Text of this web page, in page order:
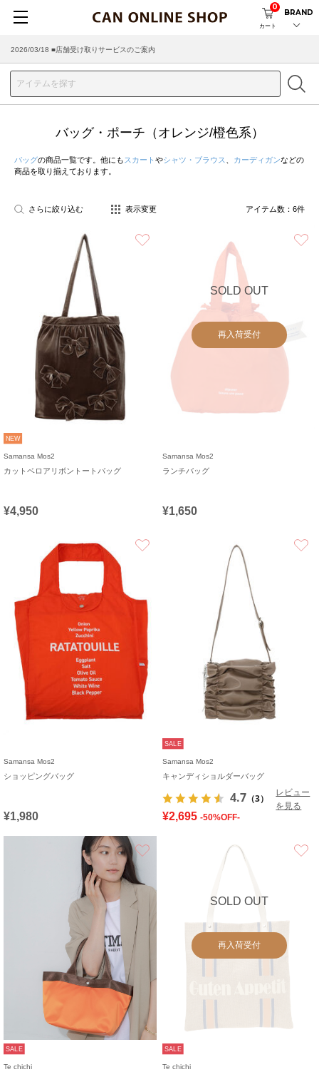
カート
0
BRAND
2026/08/04 ■8/13(木)AM2:00～サイトメンテナンス実施のお知らせ
2026/03/18 ■店舗受け取りサービスのご案内
バッグ・ポーチ（オレンジ/橙色系）
バッグの商品一覧です。他にも スカート やシャツ・ブラウス カーディガンなどの
商品を取り揃えております。
さらに絞り込む 表示変更 アイテム数： 6件
NEW
Samansa Mos2
カットベロアリボントートバッグ
¥4,950
SOLD OUT
再入荷受付
Samansa Mos2
ランチバッグ
¥1,650
Samansa Mos2
ショッピングバッグ
¥1,980
SALE
Samansa Mos2
キャンディショルダーバッグ
4.7 （3）
レビュー
を見る
¥2,695 -50%OFF-
SALE
Te chichi
SOLD OUT
再入荷受付
SALE
Te chichi